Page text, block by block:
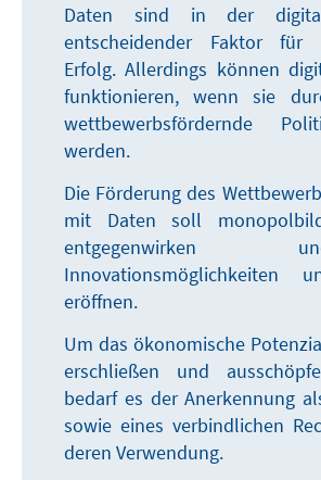
Daten sind in der
entscheidender Faktor für
Erfolg. Allerdings können
funktionieren, wenn sie
wettbewerbsfördernde
werden.
Die Förderung des
mit Daten soll
Innovationsmöglichkeiten
eröffnen.
Um das ökonomische
erschließen und
bedarf es der Anerkennung
sowie eines verbindlichen
deren Verwendung.